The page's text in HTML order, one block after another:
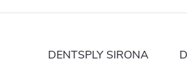
DENTSPLY SIRONA